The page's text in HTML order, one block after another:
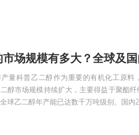
场规模有多大？全球及
量科普乙二醇作为重要的有机化工原料
醇市场规模持续扩大，主要得益于聚酯
球乙二醇年产能已达数千万吨级别。国内